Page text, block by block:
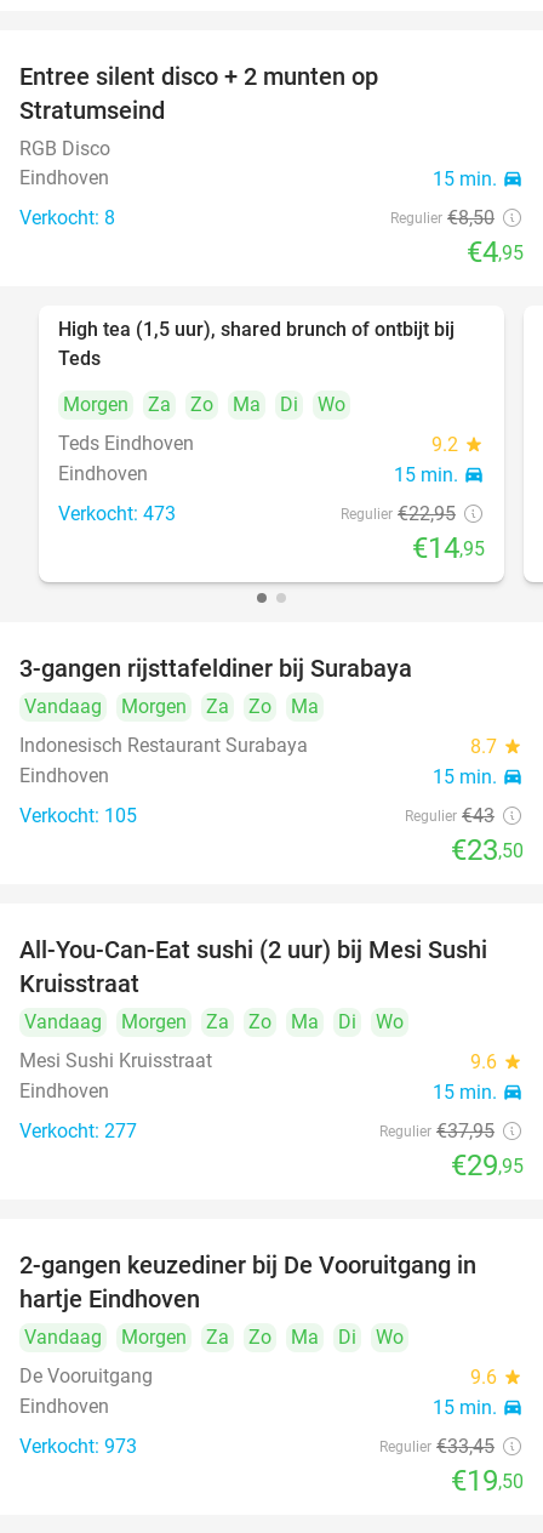
Entree silent disco + 2 munten op
Stratumseind
RGB Disco
Eindhoven
15 min. directions_car
Verkocht: 8 Regulier €8,50
€4,95
35%
High tea (1,5 uur), shared brunch of ontbijt bij
Teds
Morgen
Za Zo Ma Di
Wo
Teds Eindhoven
9.2 star
Eindhoven 15 min. directions_car
Verkocht: 473 Regulier €22,95
€14,95
3-gangen rijsttafeldiner bij Surabaya
Vandaag Morgen Za Zo
Ma
Indonesisch Restaurant Surabaya
8.7 star
Eindhoven 15 min. directions_car
Verkocht: 105 Regulier €43
€23,50
21%
All-You-Can-Eat sushi (2 uur) bij Mesi Sushi
Kruisstraat
Vandaag Morgen Za Zo Ma Di
Wo
Mesi Sushi Kruisstraat
9.6 star
Eindhoven 15 min. directions_car
Verkocht: 277 Regulier €37,95
€29,95
42%
2-gangen keuzediner bij De Vooruitgang in
hartje Eindhoven
Vandaag Morgen Za Zo Ma Di
Wo
De Vooruitgang
9.6 star
Eindhoven 15 min. directions_car
Verkocht: 973 Regulier €33,45
€19,50